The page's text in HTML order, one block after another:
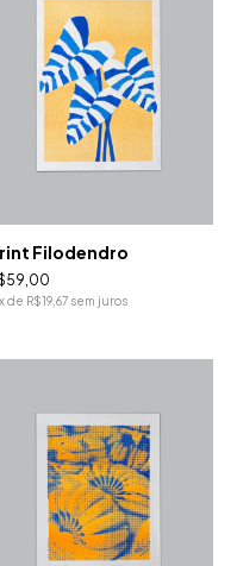
Filodendro
xde R$19,67 sem juros